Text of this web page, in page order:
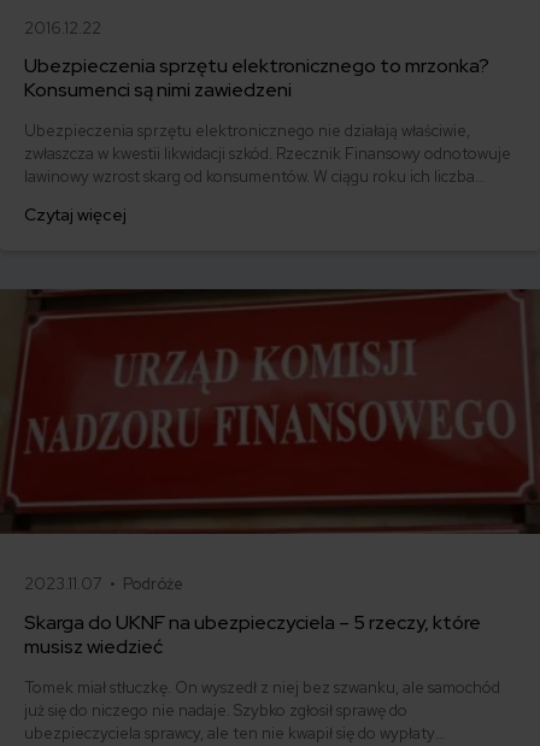
2016.12.22
Ubezpieczenia sprzętu elektronicznego to mrzonka?
Konsumenci są nimi zawiedzeni
Ubezpieczenia sprzętu elektronicznego nie działają właściwie,
zwłaszcza w kwestii likwidacji szkód. Rzecznik Finansowy odnotowuje
lawinowy wzrost skarg od konsumentów. W ciągu roku ich liczba
warto zatem dopłacić do ubezpieczenia?
Czytaj więcej
2023.11.07 • Podróże
Skarga do UKNF na ubezpieczyciela – 5 rzeczy, które
musisz wiedzieć
Tomek miał stłuczkę. On wyszedł z niej bez szwanku, ale samochód
już się do niczego nie nadaje. Szybko zgłosił sprawę do
ubezpieczyciela sprawcy, ale ten nie kwapił się do wypłaty